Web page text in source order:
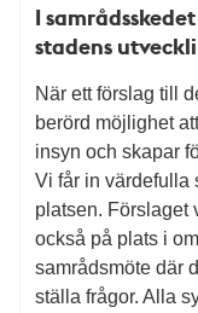
I
stadens
När ett förslag till
berörd möjlighet
insyn och skapar
Vi får in värdefulla
platsen. Förslaget
också på plats i
samrådsmöte där
ställa frågor. Alla